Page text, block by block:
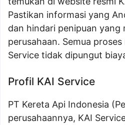
Pastikan informasi yang
dan hindari penipuan yang
perusahaan. Semua
Service tidak dipungut
Profil KAI Service
PT Kereta Api Indonesia
perusahaannya, KAI